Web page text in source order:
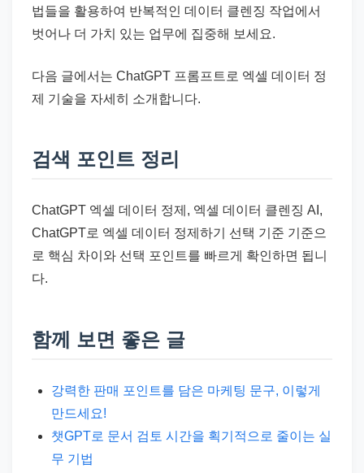
법들을 활용하여 반복적인 데이터 클렌징 작업에서
벗어나 더 가치 있는 업무에 집중해 보세요.
다음 글에서는 ChatGPT 프롬프트로 엑셀 데이터 정
제 기술을 자세히 소개합니다.
검색 포인트 정리
ChatGPT 엑셀 데이터 정제, 엑셀 데이터 클렌징 AI,
ChatGPT로 엑셀 데이터 정제하기 선택 기준 기준으
로 핵심 차이와 선택 포인트를 빠르게 확인하면 됩니
다.
함께 보면 좋은 글
강력한 판매 포인트를 담은 마케팅 문구, 이렇게
만드세요!
챗GPT로 문서 검토 시간을 획기적으로 줄이는 실
무 기법